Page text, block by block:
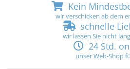
Kein
wir verschicken ab dem
schnelle
wir lassen Sie nicht
24 Std.
unser Web-Shop